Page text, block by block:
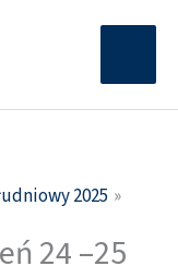
2025
24 –25